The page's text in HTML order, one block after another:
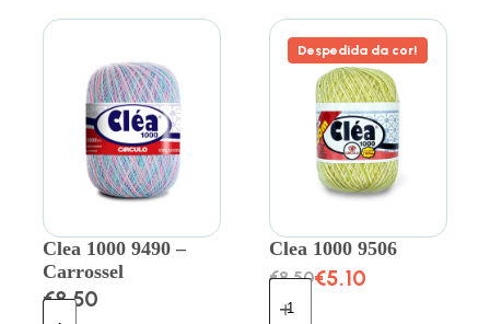
Clea 1000 9490 –
Carrossel
€8.50
Despedida da cor!
Clea 1000 9506
€8.50€5.10